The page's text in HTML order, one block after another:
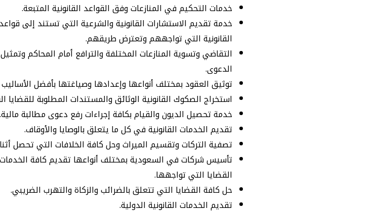
خدمات التحكيم في المنازعات وفق القواعد القانونية المتبعة.
خدمة تقديم الاستشارات القانونية والشرعية التي تستند إلى
القانونية التي تواجههم وتعترض طريقهم.
التقاضي وتسوية المنازعات المختلفة والترافع أمام المحاكم
الدعوى.
توثيق العقود بمختلف أنواعها وإعدادها وصياغتها بأفضل الأساليب
استخراج الصكوك القانونية الوثائق والمستندات المطلوبة للقضايا
خدمة تحصيل الديون والقيام بكافة إجراءات رفع دعوى مطالبة مالية.
تقديم الخدمات القانونية في كل ما يتعلق بالوصايا والأوقاف.
تصفية التركات وتقسيم الميراث وحل كافة الخلافات التي تحصل
تأسيس شركات في السعودية بمختلف أنواعها تقديم كافة الخدمات
القضايا التي تواجهها.
حل كافة القضايا التي تتعلق بالضرائب والزكاة والتهرب الضريبي.
تقديم الخدمات القانونية الدولية.